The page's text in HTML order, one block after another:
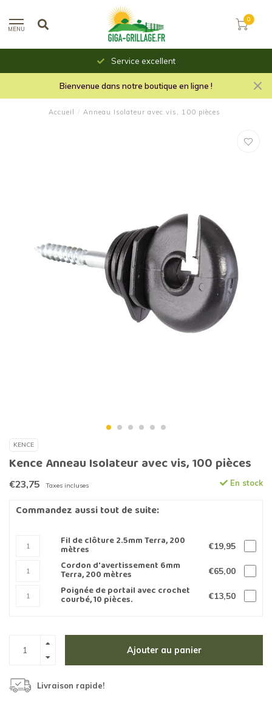
MENU
0
Service excellent
Bienvenue dans notre boutique en ligne !
Accueil / Anneau Isolateur avec vis, 100 pièces
KENCE
Kence Anneau Isolateur avec vis, 100 pièces
€23,75 Taxes incluses En stock
Commandez aussi tout de suite:
Fil de clôture 2.5mm Terra, 200
mètres €19,95
Cordon d'avertissement 6mm
Terra, 200 mètres €65,00
Poignée de portail avec crochet
courbé, 10 pièces. €13,50
Ajouter au panier
Livraison rapide!